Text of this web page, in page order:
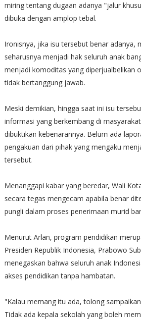
miring tentang dugaan adanya "jalur
dibuka dengan amplop tebal.
Ironisnya, jika isu tersebut benar adanya,
seharusnya menjadi hak seluruh anak
menjadi komoditas yang diperjualbelikan
tidak bertanggung jawab.
Meski demikian, hingga saat ini isu
informasi yang berkembang di
dibuktikan kebenarannya. Belum ada
pengakuan dari pihak yang mengaku
tersebut.
Menanggapi kabar yang beredar, Wali
secara tegas mengecam apabila benar
pungli dalam proses penerimaan murid
Menurut Arlan, program pendidikan
Presiden Republik Indonesia, Prabowo
menegaskan bahwa seluruh anak
akses pendidikan tanpa hambatan.
"Kalau memang itu ada, tolong
Tidak ada kepala sekolah yang boleh